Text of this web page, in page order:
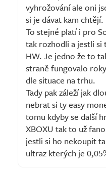
vyhrožování ale oni
si je dávat kam chtějí.
To stejné platí i pro
tak rozhodli a jestli si
HW. Je jedno že to
straně fungovalo
dle situace na trhu.
Tady pak záleží jak
nebrat si ty easy
tomu kdyby se další
XBOXU tak to už
jestli si ho nekoupit
ultraz kterých je